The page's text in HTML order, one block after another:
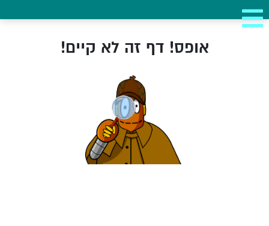
אופס! דף זה לא קיים!